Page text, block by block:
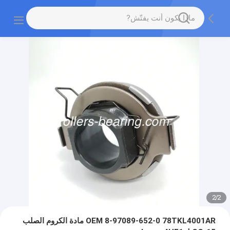
2
/
2
OEM 8-97089-652-0 78TKL4001AR مادة الكروم الصلب